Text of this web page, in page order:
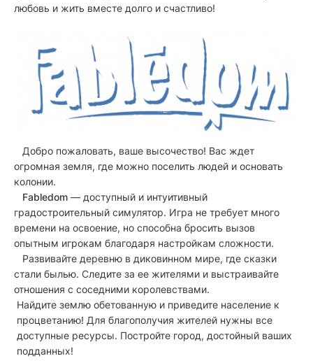
любовь и жить вместе долго и счастливо!
Добро пожаловать, ваше высочество! Вас ждет
огромная земля, где можно поселить людей и основать
колонии.
Fabledom — доступный и интуитивный
градостроительный симулятор. Игра не требует много
времени на освоение, но способна бросить вызов
опытным игрокам благодаря настройкам сложности.
Развивайте деревню в диковинном мире, где сказки
стали былью. Следите за ее жителями и выстраивайте
отношения с соседними королевствами.
Найдите землю обетованную и приведите население к
процветанию! Для благополучия жителей нужны все
доступные ресурсы. Постройте город, достойный ваших
подданных!